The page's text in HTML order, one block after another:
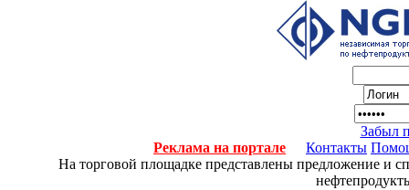
Забыл
Реклама на портале
Контакты
На торговой площадке представлены предложение и